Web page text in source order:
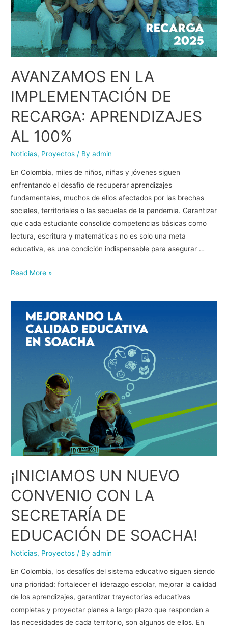
AVANZAMOS EN LA
IMPLEMENTACIÓN DE
RECARGA: APRENDIZAJES
AL 100%
Noticias, Proyectos / Byadmin
En Colombia, miles de niños, niñas y jóvenes siguen
enfrentando el desafío de recuperar aprendizajes
fundamentales, muchos de ellos afectados por las brechas
sociales, territoriales o las secuelas de la pandemia. Garantizar
que cada estudiante consolide competencias básicas como
lectura, escritura y matemáticas no es solo una meta
educativa, es una condición indispensable para asegurar …
Read More »
¡INICIAMOS UN NUEVO
CONVENIO CON LA
SECRETARÍA DE
EDUCACIÓN DE SOACHA!
Noticias, Proyectos / Byadmin
En Colombia, los desafíos del sistema educativo siguen siendo
una prioridad: fortalecer el liderazgo escolar, mejorar la calidad
de los aprendizajes, garantizar trayectorias educativas
completas y proyectar planes a largo plazo que respondan a
las necesidades de cada territorio, son algunos de ellos. En